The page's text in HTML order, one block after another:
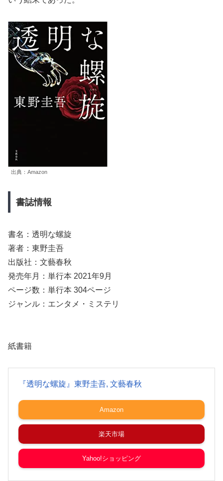
出典：Amazon
書誌情報
書名：透明な螺旋
著者：東野圭吾
出版社：文藝春秋
発売年月：単行本 2021年9月
ページ数：単行本 304ページ
ジャンル：エンタメ・ミステリ
紙書籍
『透明な螺旋』東野圭吾, 文藝春秋
Amazon
楽天市場
Yahoo!ショッピング